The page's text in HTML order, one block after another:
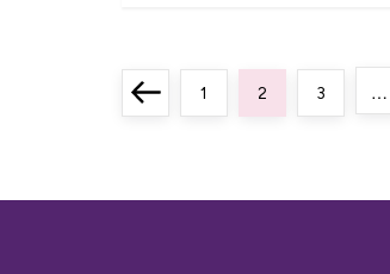
P
a
i
PreviousPage
1 Page
2 Page
3 …